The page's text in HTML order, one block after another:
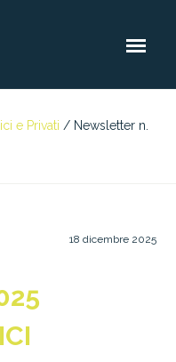
e Privati / Newsletter n.
18 dicembre 2025